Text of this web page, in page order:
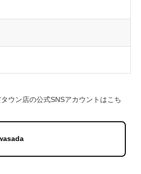
ウン店の公式SNSアカウントはこち